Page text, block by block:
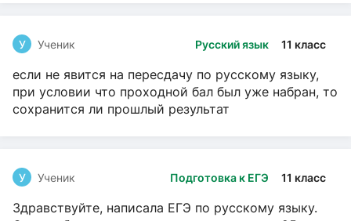
Русский язык 11 класс
У Ученик
если не явится на пересдачу по русскому языку,
при условии что проходной бал был уже набран, то
сохранится ли прошлый результат
Подготовка к ЕГЭ 11 класс
У Ученик
Здравствуйте, написала ЕГЭ по русскому языку.